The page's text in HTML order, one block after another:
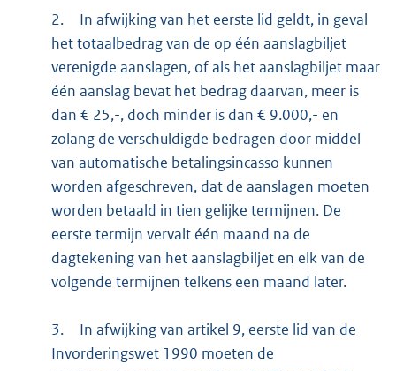
2.
In afwijking van het eerste lid geldt, in geval
het totaalbedrag van de op één aanslagbiljet
verenigde aanslagen, of als het aanslagbiljet maar
één aanslag bevat het bedrag daarvan, meer is
dan € 25,-, doch minder is dan € 9.000,- en
zolang de verschuldigde bedragen door middel
van automatische betalingsincasso kunnen
worden afgeschreven, dat de aanslagen moeten
worden betaald in tien gelijke termijnen. De
eerste termijn vervalt één maand na de
dagtekening van het aanslagbiljet en elk van de
volgende termijnen telkens een maand later.
3.
In afwijking van artikel 9, eerste lid van de
Invorderingswet 1990 moeten de